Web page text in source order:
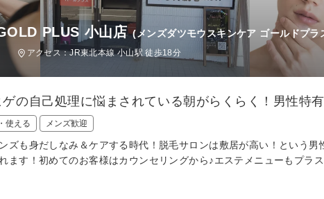
PLUS 小山店 (メンズダツモウスキンケア ゴールドプラ
アクセス：JR東北本線 小山駅 徒歩18分
の自己処理に悩まされている朝がらくらく！男性特
使える メンズ歓迎
ズも身だしなみ＆ケアする時代！脱毛サロンは敷居が高い！という
ます！初めてのお客様はカウンセリングから♪エステメニューもプラ